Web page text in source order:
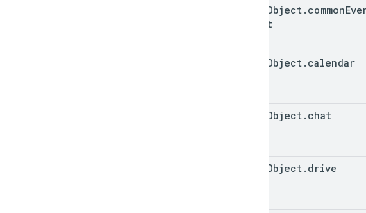
Object. common
Object
Object. calendar
Object. chat
Object. drive